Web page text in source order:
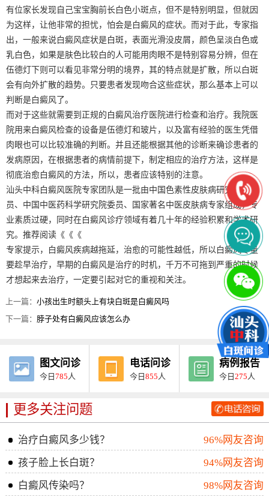
有位家长发现自己宝宝胸前长白色小斑点，但不是特别明显，但就因
为这样，让他非常的担忧，怕会是白癜风的症状。而对于此，专家指
出，一般来说白癜风症状是白斑，表面光滑没皮屑，颜色呈淡白色或
乳白色，如果是肤色比较白的人可能用肉眼不是特别容易分辨，但在
伍德灯下则可以看见非常分明的境界，其的特点就是扩散，所以白斑
会有向外扩散的趋势。只要患者发现吻合这些症状，那么基本上可以
判断是白癜风了。
而对于这些就需要到正规的白癜风治疗医院进行检查和治疗。我院医
院用来白癜风检查的设备是伍德灯和玻片，以及富有经验的医生凭借
肉眼也可以比较准确的判断。并且还能根据其他的诊断来确诊患者的
发病原因，在根据患者的病情前提下，制定相应的治疗方法，这样是
彻底治愈白癜风的方法，所以，患者应该特别的注意。
汕头中科白癜风医院专家团队是一批由中国色素性皮肤病研究协会会
员、中国中医药科学研究院委员、国家著名中医皮肤病专家组成，专
业素质过硬，同时在白癜风诊疗领域有着几十年的经验积累和学术研
究。推荐阅读《《《
专家提示，白癜风疾病越拖延，治愈的可能性越低，所以白癜风尽量
要趁早治疗，早期的白癜风是治疗的时机，千万不可拖到严重的时候
才想起来去治疗，一定要引起对它的重视和关注。
上一篇：小孩出生时额头上有块白斑是白癜风吗
下一篇： 脖子处有白癜风应该怎么办
图文问诊
今日785 人
电话问诊
今日855 人
病例报告
今日275 人
更多关注问题
治疗白癜风多少钱？
96%网友咨询
孩子脸上长白斑？
94%网友咨询
白癜风传染吗？
98%网友咨询